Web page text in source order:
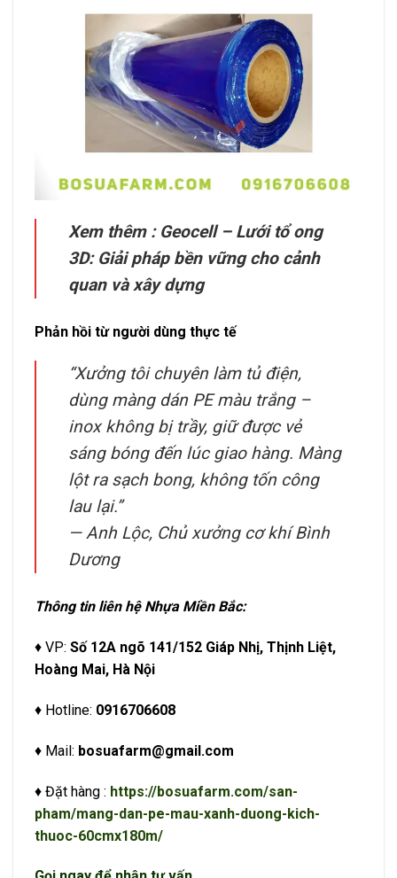
Xem thêm : Geocell – Lưới tổ ong
3D: Giải pháp bền vững cho cảnh
quan và xây dựng
Phản hồi từ người dùng thực tế
“Xưởng tôi chuyên làm tủ điện,
dùng màng dán PE màu trắng –
inox không bị trầy, giữ được vẻ
sáng bóng đến lúc giao hàng. Màng
lột ra sạch bong, không tốn công
lau lại.”
—Anh Lộc, Chủ xưởng cơ khí Bình
Dương
Thông tin liên hệ Nhựa Miền Bắc:
♦ VP: Số 12A ngõ 141/152 Giáp Nhị, Thịnh Liệt,
Hoàng Mai, Hà Nội
♦ Hotline: 0916706608
♦ Mail: bosuafarm@gmail.com
♦ Đặt hàng : https://bosuafarm.com/san-
pham/mang-dan-pe-mau-xanh-duong-kich-
thuoc-60cmx180m/